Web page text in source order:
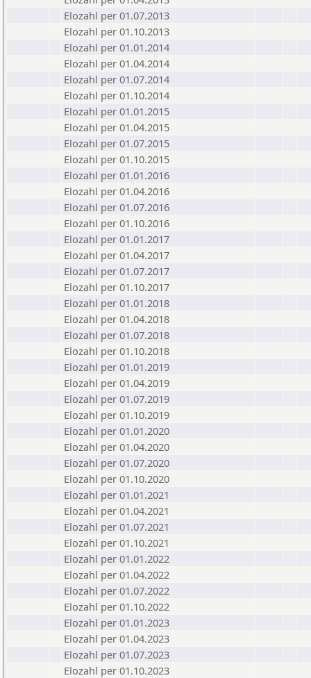
Elozahl per 01.07.2013
Elozahl per 01.10.2013
Elozahl per 01.01.2014
Elozahl per 01.04.2014
Elozahl per 01.07.2014
Elozahl per 01.10.2014
Elozahl per 01.01.2015
Elozahl per 01.04.2015
Elozahl per 01.07.2015
Elozahl per 01.10.2015
Elozahl per 01.01.2016
Elozahl per 01.04.2016
Elozahl per 01.07.2016
Elozahl per 01.10.2016
Elozahl per 01.01.2017
Elozahl per 01.04.2017
Elozahl per 01.07.2017
Elozahl per 01.10.2017
Elozahl per 01.01.2018
Elozahl per 01.04.2018
Elozahl per 01.07.2018
Elozahl per 01.10.2018
Elozahl per 01.01.2019
Elozahl per 01.04.2019
Elozahl per 01.07.2019
Elozahl per 01.10.2019
Elozahl per 01.01.2020
Elozahl per 01.04.2020
Elozahl per 01.07.2020
Elozahl per 01.10.2020
Elozahl per 01.01.2021
Elozahl per 01.04.2021
Elozahl per 01.07.2021
Elozahl per 01.10.2021
Elozahl per 01.01.2022
Elozahl per 01.04.2022
Elozahl per 01.07.2022
Elozahl per 01.10.2022
Elozahl per 01.01.2023
Elozahl per 01.04.2023
Elozahl per 01.07.2023
Elozahl per 01.10.2023